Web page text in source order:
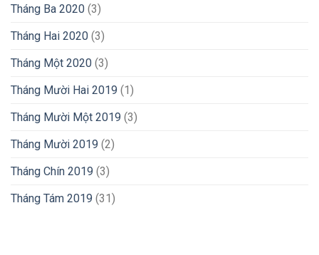
Tháng Ba 2020 (3)
Tháng Hai 2020 (3)
Tháng Một 2020 (3)
Tháng Mười Hai 2019 (1)
Tháng Mười Một 2019 (3)
Tháng Mười 2019 (2)
Tháng Chín 2019 (3)
Tháng Tám 2019 (31)